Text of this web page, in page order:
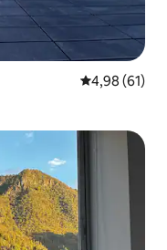
Prosječna
4,98 (61)